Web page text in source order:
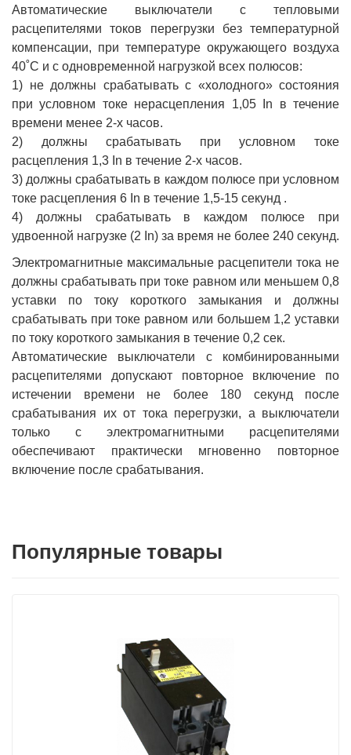
Автоматические выключатели с тепловыми
расцепителями токов перегрузки без температурной
компенсации, при температуре окружающего воздуха
40˚С и с одновременной нагрузкой всех полюсов:
1) не должны срабатывать с «холодного» состояния
при условном токе нерасцепления 1,05 In в течение
времени менее 2-х часов.
2) должны срабатывать при условном токе
расцепления 1,3 In в течение 2-х часов.
3) должны срабатывать в каждом полюсе при условном
токе расцепления 6 In в течение 1,5-15 секунд .
4) должны срабатывать в каждом полюсе при
удвоенной нагрузке (2 In) за время не более 240 секунд.
Электромагнитные максимальные расцепители тока не
должны срабатывать при токе равном или меньшем 0,8
уставки по току короткого замыкания и должны
срабатывать при токе равном или большем 1,2 уставки
по току короткого замыкания в течение 0,2 сек.
Автоматические выключатели с комбинированными
расцепителями допускают повторное включение по
истечении времени не более 180 секунд после
срабатывания их от тока перегрузки, а выключатели
только с электромагнитными расцепителями
обеспечивают практически мгновенно повторное
включение после срабатывания.
Популярные товары